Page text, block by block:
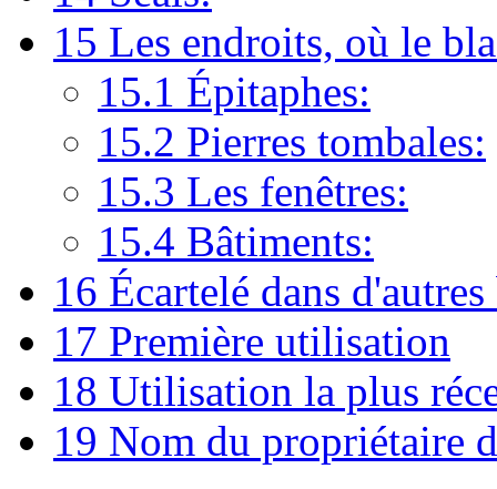
15 Les endroits, où le
15.1 Épitaphes:
15.2 Pierres tombales:
15.3 Les fenêtres:
15.4 Bâtiments:
16 Écartelé dans
17 Première utilisation
18 Utilisation la plus
19 Nom du propriétaire